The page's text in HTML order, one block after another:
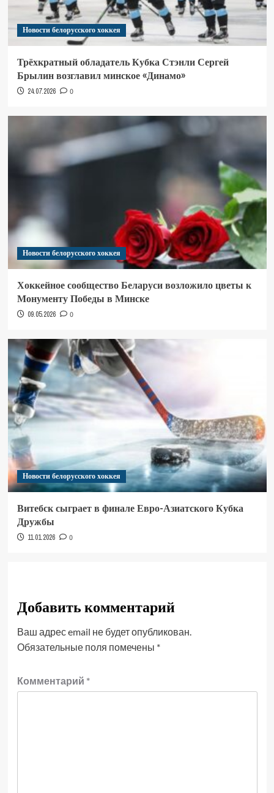
Новости белорусского хоккея
Трёхкратный обладатель Кубка Стэнли Сергей
Брылин возглавил минское «Динамо»
24.07.2026 0
Новости белорусского хоккея
Хоккейное сообщество Беларуси возложило цветы к
Монументу Победы в Минске
09.05.2026 0
Новости белорусского хоккея
Витебск сыграет в финале Евро-Азиатского Кубка
Дружбы
11.01.2026 0
Добавить комментарий
Ваш адрес email не будет опубликован.
Обязательные поля помечены *
Комментарий *